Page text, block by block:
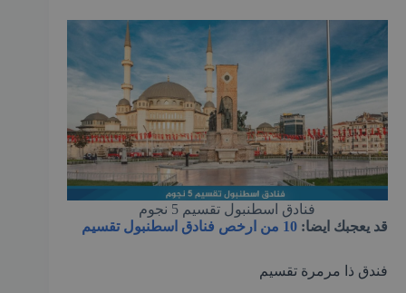
فنادق اسطنبول تقسيم 5 نجوم
قد يعجبك ايضا: 10 من ارخص فنادق اسطنبول تقسيم
فندق ذا مرمرة تقسيم